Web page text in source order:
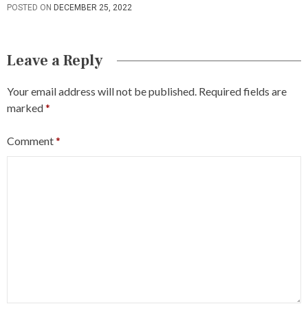
POSTED ON DECEMBER 25, 2022
Leave a Reply
Your email address will not be published. Required fields are
marked*
Comment*